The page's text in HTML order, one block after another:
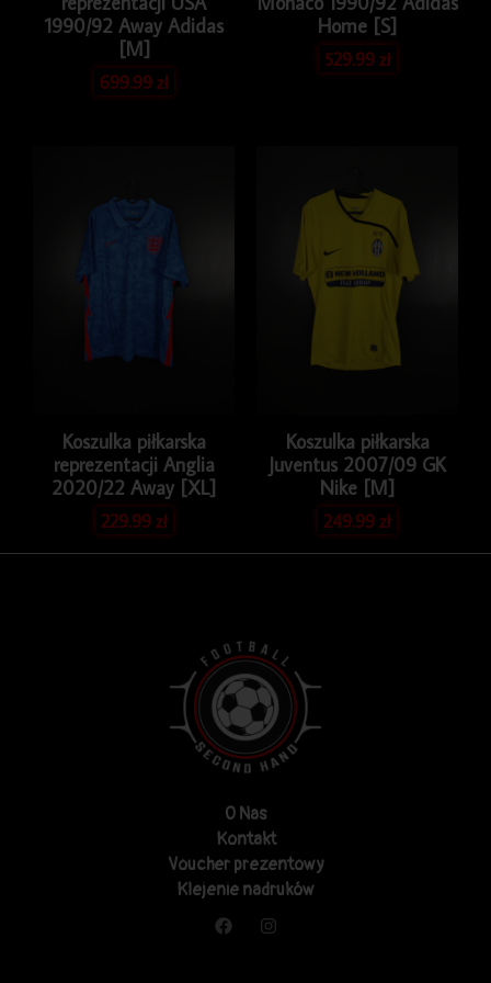
1990/92 Away Adidas
[M]
699.99zł
Home [S]
529.99zł
Koszulka piłkarska
reprezentacji Anglia
2020/22 Away [XL]
229.99zł
Koszulka piłkarska
Juventus 2007/09 GK
Nike [M]
249.99zł
O Nas
Kontakt
Voucher prezentowy
Klejenie nadruków